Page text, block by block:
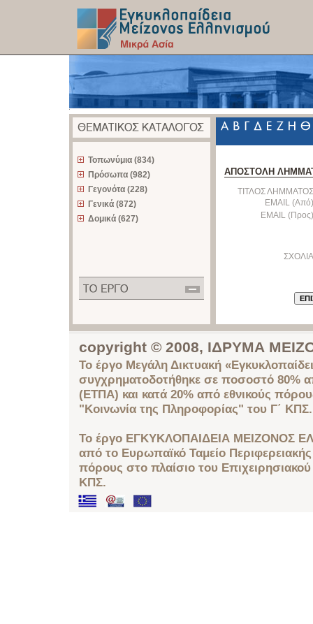
Τοπωνύμια (834)
Πρόσωπα (982)
Γεγονότα (228)
Γενικά (872)
Δομικά (627)
ΑΠΟΣΤΟΛΗ
ΤΙΤΛΟΣ
EMAIL
EMAIL
copyright © 2008, ΙΔΡΥΜΑ
Το έργο Μεγάλη Δικτυακή
συγχρηματοδοτήθηκε σε ποσοστό 80%
(ΕΤΠΑ) και κατά 20% από εθνικούς
"Κοινωνία της Πληροφορίας" του Γ΄ ΚΠΣ.
Το έργο ΕΓΚΥΚΛΟΠΑΙΔΕΙΑ ΜΕΙΖΟΝΟΣ
από το Ευρωπαϊκό Ταμείο
πόρους στο πλαίσιο του
ΚΠΣ.